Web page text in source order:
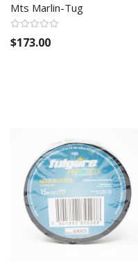
Mts Marlin-Tug
$173.00